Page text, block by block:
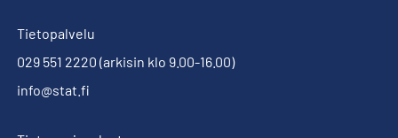
Tietopalvelu
029 551 2220 (arkisin klo 9.00-16.00)
info@stat.fi